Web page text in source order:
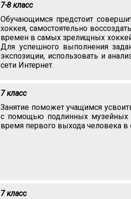
7-8 класс
Обучающимся предстоит
хоккея, самостоятельно
времен в самых зрелищных
Для успешного выполнения
экспозиции, использовать и
сети Интернет.
7 класс
Занятие поможет учащимся
с помощью подлинных музейных
время первого выхода человека в
7 класс